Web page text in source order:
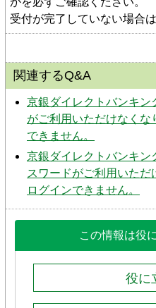
受付が完了していない場合
関連するQ&A
京銀ダイレクトバンキン
がご利用いただけなくな
できません。
京銀ダイレクトバンキン
スワードがご利用いた
ログインできません。
この情報は役
役に